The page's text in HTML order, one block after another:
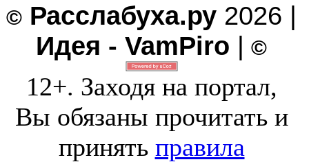
© Расслабуха.ру 2026 |
Идея - VamPiro | ©
12+. Заходя на портал,
Вы обязаны прочитать и
принять правила